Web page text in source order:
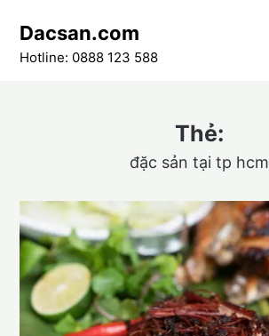
content
Dacsan.com
Hotline: 0888 123 588
Thẻ:
đặc sản tại tp hcm